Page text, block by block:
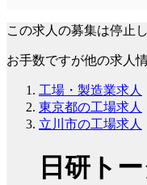
この求人の募集は停止
お手数ですが他の求人
工場・製造業求人
東京都の工場求人
立川市の工場求人
日研ト